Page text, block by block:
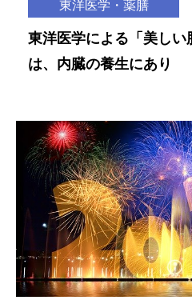
東洋医学・薬膳
東洋医学による「美しい
は、内臓の養生にあり